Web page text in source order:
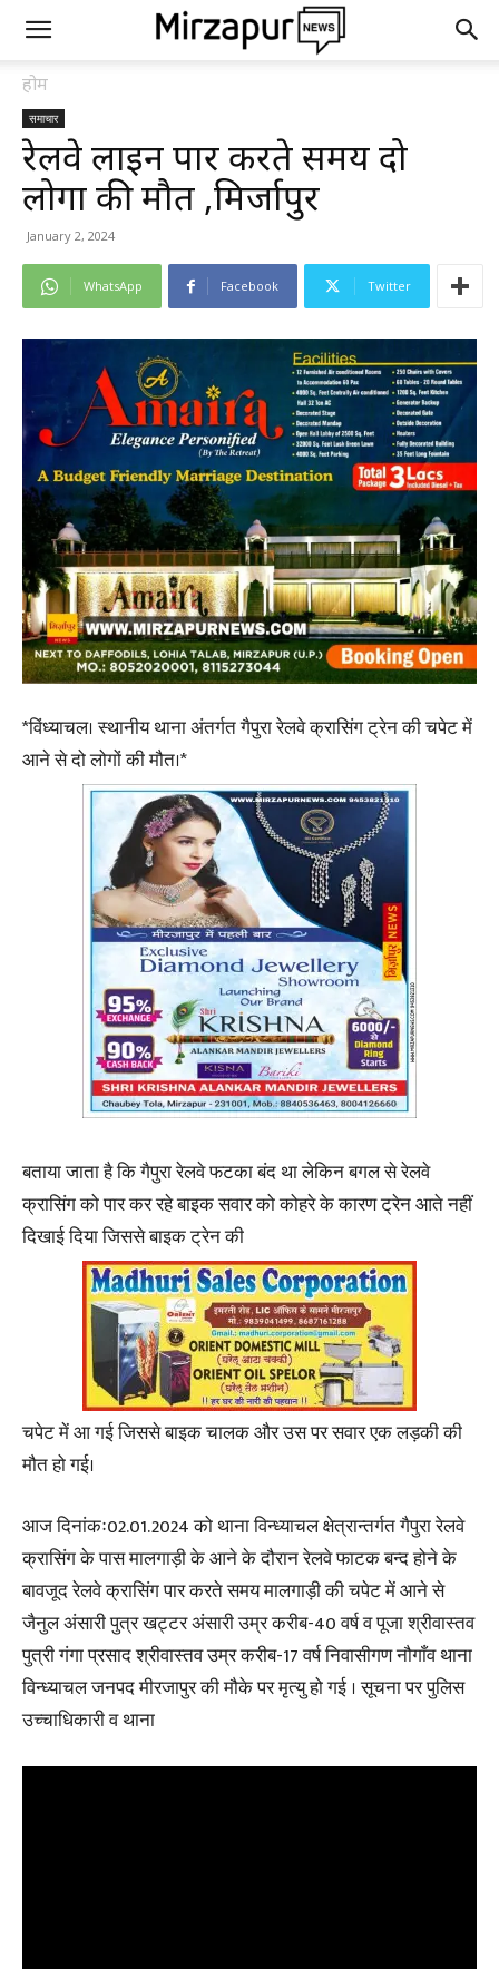
होम
समाचार
रेलवे लाइन पार करते समय दो
लोगों की मौत ,मिर्जापुर
January 2, 2024
WhatsApp Facebook Twitter
*विंध्याचल। स्थानीय थाना अंतर्गत गैपुरा रेलवे क्रासिंग ट्रेन की चपेट में
आने से दो लोगों की मौत।*
बताया जाता है कि गैपुरा रेलवे फटका बंद था लेकिन बगल से रेलवे
क्रासिंग को पार कर रहे बाइक सवार को कोहरे के कारण ट्रेन आते नहीं
दिखाई दिया जिससे बाइक ट्रेन की
चपेट में आ गई जिससे बाइक चालक और उस पर सवार एक लड़की की
मौत हो गई।
आज दिनांकः02.01.2024 को थाना विन्ध्याचल क्षेत्रान्तर्गत गैपुरा रेलवे
क्रासिंग के पास मालगाड़ी के आने के दौरान रेलवे फाटक बन्द होने के
बावजूद रेलवे क्रासिंग पार करते समय मालगाड़ी की चपेट में आने से
जैनुल अंसारी पुत्र खट्टर अंसारी उम्र करीब-40 वर्ष व पूजा श्रीवास्तव
पुत्री गंगा प्रसाद श्रीवास्तव उम्र करीब-17 वर्ष निवासीगण नौगाँव थाना
विन्ध्याचल जनपद मीरजापुर की मौके पर मृत्यु हो गई । सूचना पर पुलिस
उच्चाधिकारी व थाना